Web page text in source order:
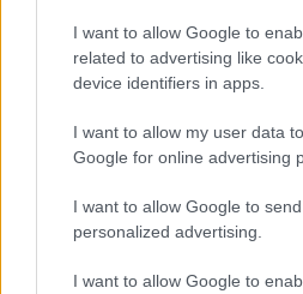
I want to allow Google to
related to advertising like
device identifiers in apps.
I want to allow my user data
Google for online advertising
I want to allow Google to
personalized advertising.
I want to allow Google to
Κουίζ: Πόσο καλά
ελληνική μυθολογία;
κάνετε το 3 στα 3;